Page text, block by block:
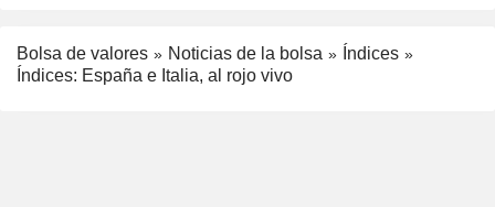
Bolsa de valores Noticias de la bolsa
Índices
Índices: España e Italia, al rojo vivo